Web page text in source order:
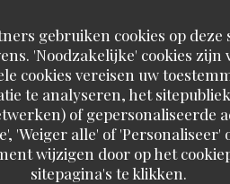
gebruiken cookies op deze
'Noodzakelijke' cookies
cookies vereisen uw
te analyseren, het
of gepersonaliseerde
'Weiger alle' of
wijzigen door op het
sitepagina's te klikken.
l'antre de la bête